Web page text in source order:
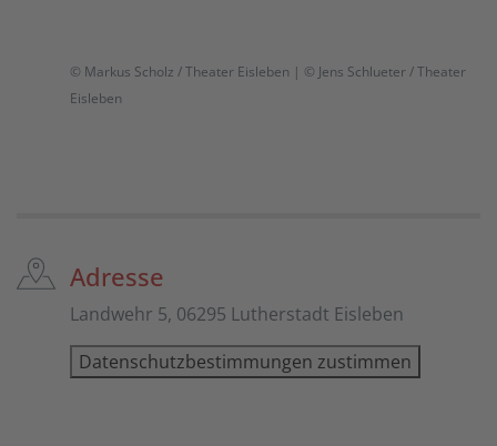
© Markus Scholz / Theater Eisleben | © Jens Schlueter / Theater
Eisleben
Adresse
Landwehr 5, 06295 Lutherstadt Eisleben
Datenschutzbestimmungen zustimmen